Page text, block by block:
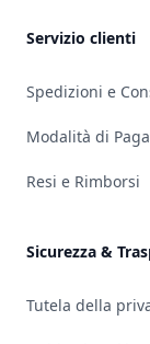
Servizio clienti
Spedizioni e
Modalità di
Resi e Rimborsi
Sicurezza &
Tutela della